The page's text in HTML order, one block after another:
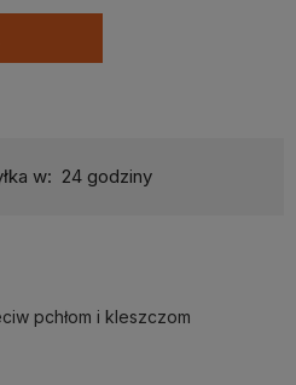
w: 24 godziny
pchłom i kleszczom